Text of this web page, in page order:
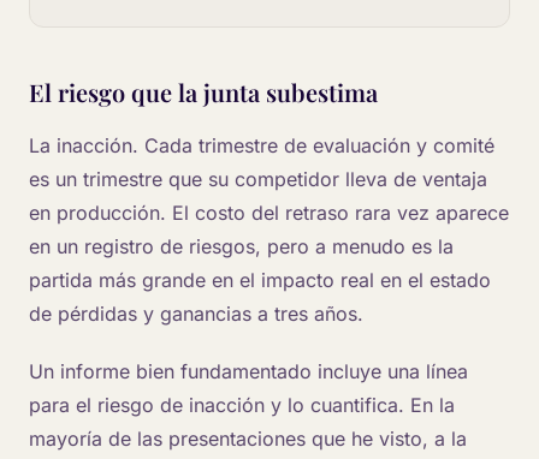
El riesgo que la junta subestima
La inacción. Cada trimestre de evaluación y comité
es un trimestre que su competidor lleva de ventaja
en producción. El costo del retraso rara vez aparece
en un registro de riesgos, pero a menudo es la
partida más grande en el impacto real en el estado
de pérdidas y ganancias a tres años.
Un informe bien fundamentado incluye una línea
para el riesgo de inacción y lo cuantifica. En la
mayoría de las presentaciones que he visto, a la